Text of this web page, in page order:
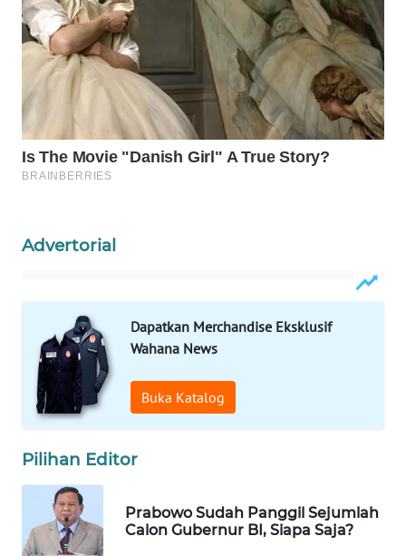
Advertorial
Dapatkan Merchandise Eksklusif
Wahana News
Buka Katalog
Pilihan Editor
Prabowo Sudah Panggil Sejumlah
Calon Gubernur BI, Siapa Saja?
LISTRIK
WAHANA
TRAVEL
TV
WAHANANEWS
NET
WAHANA
SPORT
WAHANA
WAHANA
SELEB